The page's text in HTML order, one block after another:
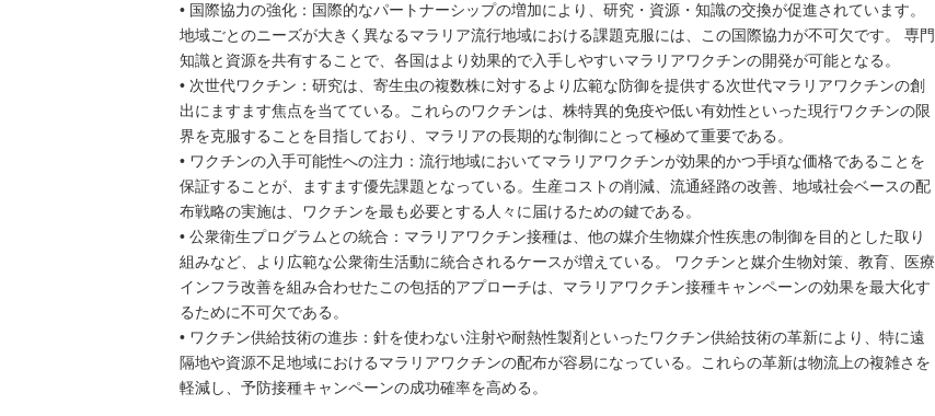
• 国際協力の強化：国際的なパートナーシップの増加により、研究・資源・知識の交換が促進されています。
地域ごとのニーズが大きく異なるマラリア流行地域における課題克服には、この国際協力が不可欠です。 専門
知識と資源を共有することで、各国はより効果的で入手しやすいマラリアワクチンの開発が可能となる。
• 次世代ワクチン：研究は、寄生虫の複数株に対するより広範な防御を提供する次世代マラリアワクチンの創
出にますます焦点を当てている。これらのワクチンは、株特異的免疫や低い有効性といった現行ワクチンの限
界を克服することを目指しており、マラリアの長期的な制御にとって極めて重要である。
• ワクチンの入手可能性への注力：流行地域においてマラリアワクチンが効果的かつ手頃な価格であることを
保証することが、ますます優先課題となっている。生産コストの削減、流通経路の改善、地域社会ベースの配
布戦略の実施は、ワクチンを最も必要とする人々に届けるための鍵である。
• 公衆衛生プログラムとの統合：マラリアワクチン接種は、他の媒介生物媒介性疾患の制御を目的とした取り
組みなど、より広範な公衆衛生活動に統合されるケースが増えている。 ワクチンと媒介生物対策、教育、医療
インフラ改善を組み合わせたこの包括的アプローチは、マラリアワクチン接種キャンペーンの効果を最大化す
るために不可欠である。
• ワクチン供給技術の進歩：針を使わない注射や耐熱性製剤といったワクチン供給技術の革新により、特に遠
隔地や資源不足地域におけるマラリアワクチンの配布が容易になっている。これらの革新は物流上の複雑さを
軽減し、予防接種キャンペーンの成功確率を高める。